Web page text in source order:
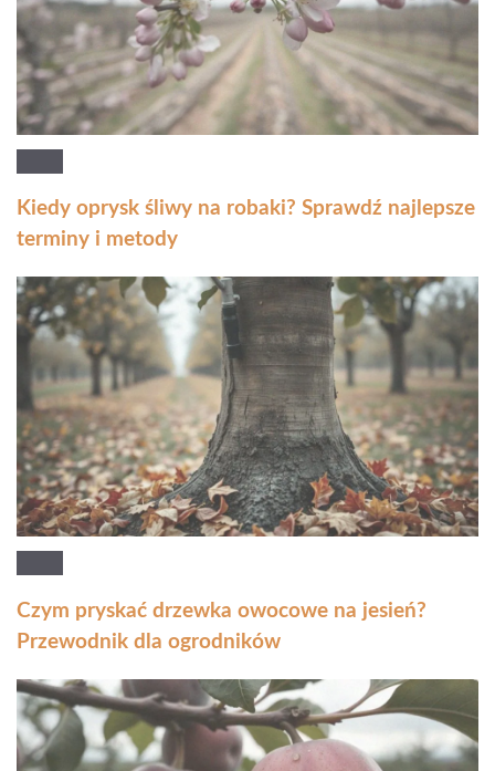
Kiedy oprysk śliwy na robaki? Sprawdź najlepsze
terminy i metody
Czym pryskać drzewka owocowe na jesień?
Przewodnik dla ogrodników